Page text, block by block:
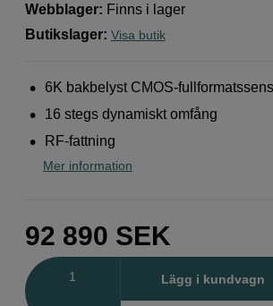
Webblager: Finns i lager
Butikslager: Visa butik
6K bakbelyst CMOS-
16 stegs dynamiskt omfång
RF-fattning
Mer information
92 890 SEK
Lägg i kundvagn